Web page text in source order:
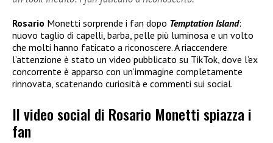
Rosario Monetti sorprende i fan dopo Temptation Island:
nuovo taglio di capelli, barba, pelle più luminosa e un volto
che molti hanno faticato a riconoscere. A riaccendere
l’attenzione è stato un video pubblicato su TikTok, dove l’ex
concorrente è apparso con un’immagine completamente
rinnovata, scatenando curiosità e commenti sui social.
Il video social di Rosario Monetti spiazza i
fan